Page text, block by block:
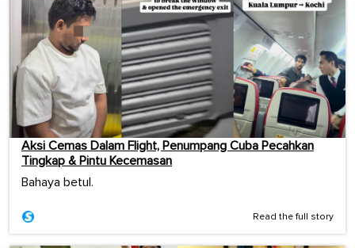
Aksi Cemas Dalam Flight, Penumpang Cuba Pecahkan
Tingkap & Pintu Kecemasan
Bahaya betul.
Read the full story